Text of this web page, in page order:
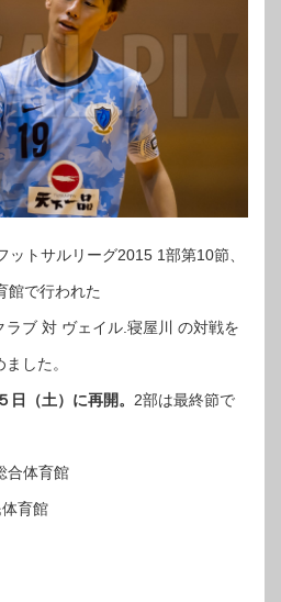
トサルリーグ2015 1部第10節、
館で行われた
ブ 対 ヴェイル.寝屋川 の対戦を
した。
日（土）に再開。 2部は最終節で
合体育館
育館